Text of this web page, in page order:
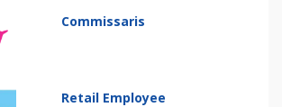
Commissaris
Retail Employee